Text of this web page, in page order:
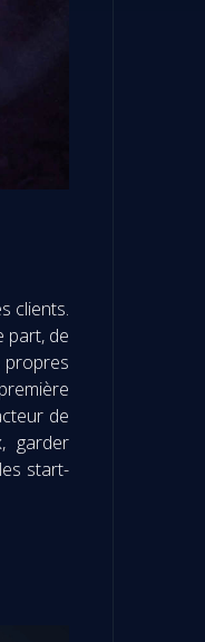
clients.
part, de
propres
de
garder
start-